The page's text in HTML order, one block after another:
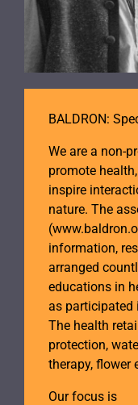
BALDRON:
We are a non-
promote
inspire
nature. The
information,
arranged
educations in
as participated
The health
protection,
therapy, flower
Our focus is